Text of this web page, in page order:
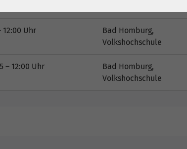
12:00 Uhr
Bad Homburg,
Volkshochschule
– 12:00 Uhr
Bad Homburg,
Volkshochschule